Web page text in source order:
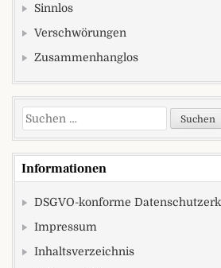
Sinnlos
Verschwörungen
Zusammenhanglos
Suchen nach:
Informationen
DSGVO-konforme
Impressum
Inhaltsverzeichnis